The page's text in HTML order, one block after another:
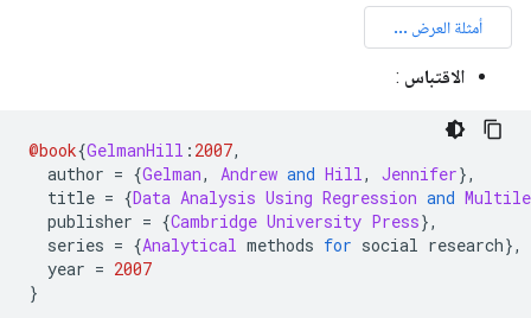
الاقتباس :
@book{GelmanHill : 2007,
author = {Gelman, Andrew and Hill, Jennifer},
title = {Data Analysis Using Regression and
publisher = {Cambridge University Press},
series = {Analytical methods for social research},
year = 2007
}